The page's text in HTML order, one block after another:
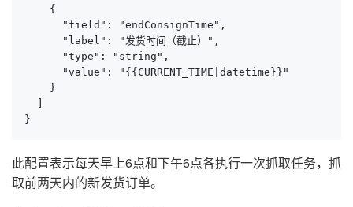
    {
      "field": "endConsignTime",
      "label": "发货时间（截止）",
      "type": "string",
      "value": "{{CURRENT_TIME|datetime}}"
    }
}
此配置表示每天早上6点和下午6点各执行一次抓取任务，抓
取前两天内的新发货订单。